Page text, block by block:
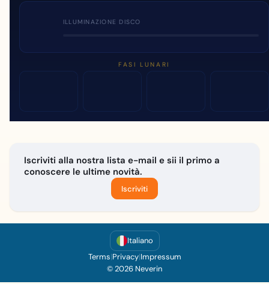
ILLUMINAZIONE DISCO
FASI LUNARI
Iscriviti alla nostra lista e-mail e sii il primo a
conoscere le ultime novità.
Iscriviti
Italiano
Terms|Privacy|Impressum
© 2026 Neverin